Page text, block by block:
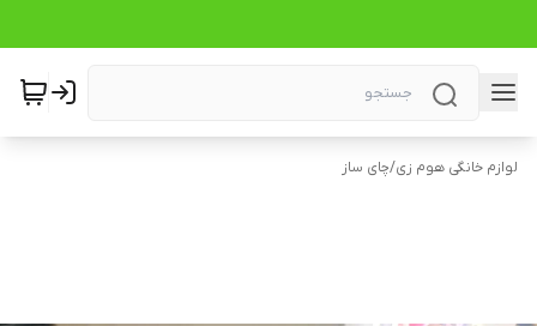
لوازم خانگی هوم زی/چای ساز